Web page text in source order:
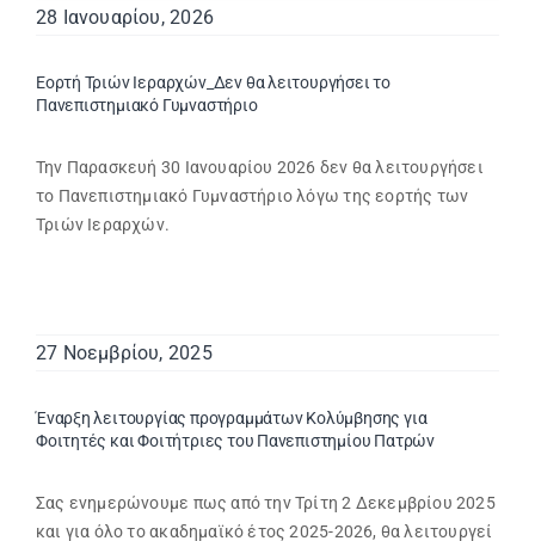
28 Ιανουαρίου, 2026
Εορτή Τριών Ιεραρχών_Δεν θα λειτουργήσει το
Πανεπιστημιακό Γυμναστήριο
Την Παρασκευή 30 Ιανουαρίου 2026 δεν θα λειτουργήσει
το Πανεπιστημιακό Γυμναστήριο λόγω της εορτής των
Τριών Ιεραρχών.
27 Νοεμβρίου, 2025
Έναρξη λειτουργίας προγραμμάτων Κολύμβησης για
Φοιτητές και Φοιτήτριες του Πανεπιστημίου Πατρών
Σας ενημερώνουμε πως από την Τρίτη 2 Δεκεμβρίου 2025
και για όλο το ακαδημαϊκό έτος 2025-2026, θα λειτουργεί